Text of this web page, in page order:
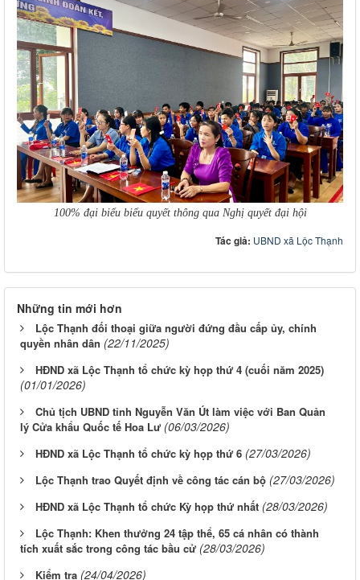
100% đại biểu biểu quyết thông qua Nghị quyết đại hội
Tác giả: UBND xã Lộc Thạnh
Những tin mới hơn
Lộc Thạnh đối thoại giữa người đứng đầu cấp ủy, chính
quyền nhân dân (22/11/2025)
HĐND xã Lộc Thạnh tổ chức kỳ họp thứ 4 (cuối năm 2025)
(01/01/2026)
Chủ tịch UBND tỉnh Nguyễn Văn Út làm việc với Ban Quản
lý Cửa khẩu Quốc tế Hoa Lư (06/03/2026)
HĐND xã Lộc Thạnh tổ chức kỳ họp thứ 6 (27/03/2026)
Lộc Thạnh trao Quyết định về công tác cán bộ (27/03/2026)
HĐND xã Lộc Thạnh tổ chức Kỳ họp thứ nhất (28/03/2026)
Lộc Thạnh: Khen thưởng 24 tập thể, 65 cá nhân có thành
tích xuất sắc trong công tác bầu cử (28/03/2026)
Kiểm tra (24/04/2026)